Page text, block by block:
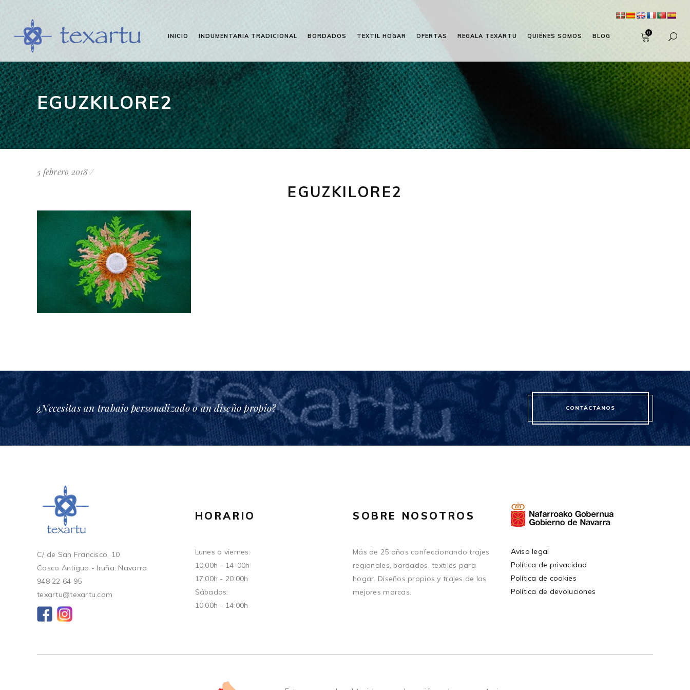
INICIO INDUMENTARIA TRADICIONAL BORDADOS TEXTIL HOGAR OFERTAS REGALA TEXARTU QUIÉNES SOMOS BLOG 0
EGUZKILORE2
5 febrero 2018
EGUZKILORE2
¿Necesitas un trabajo personalizado o un diseño propio? CONTÁCTANOS
C/ de San Francisco, 10
Casco Antiguo - Iruña. Navarra
948 22 64 95
texartu@texartu.com
HORARIO
Lunes a viernes:
10:00h - 14-00h
17:00h - 20:00h
Sábados:
10:00h - 14:00h
SOBRE NOSOTROS
Más de 25 años confeccionando trajes
regionales, bordados, textiles para
hogar. Diseños propios y trajes de las
mejores marcas.
Aviso legal
Política de privacidad
Política de cookies
Política de devoluciones